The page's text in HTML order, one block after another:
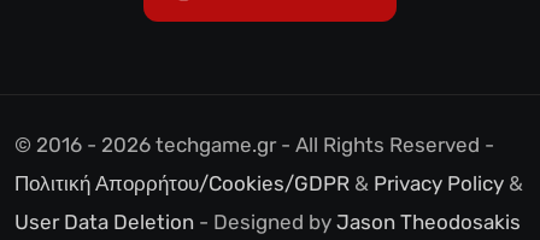
© 2016 - 2026 techgame.gr - All Rights Reserved -
Πολιτική Απορρήτου/Cookies/GDPR & Privacy Policy &
User Data Deletion - Designed by Jason Theodosakis